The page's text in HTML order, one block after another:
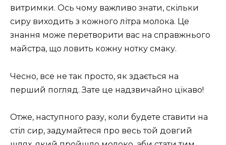
витримки. Ось чому важливо знати, скільки
сиру виходить з кожного літра молока. Це
знання може перетворити вас на справжнього
майстра, що ловить кожну нотку смаку.
Чесно, все не так просто, як здається на
перший погляд. Зате це надзвичайно цікаво!
Отже, наступного разу, коли будете ставити на
стіл сир, задумайтеся про весь той довгий